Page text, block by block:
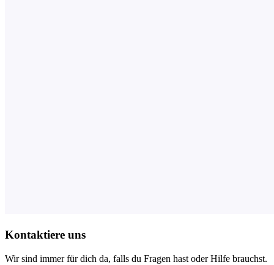
Kontaktiere uns
Wir sind immer für dich da, falls du Fragen hast oder Hilfe brauchst.